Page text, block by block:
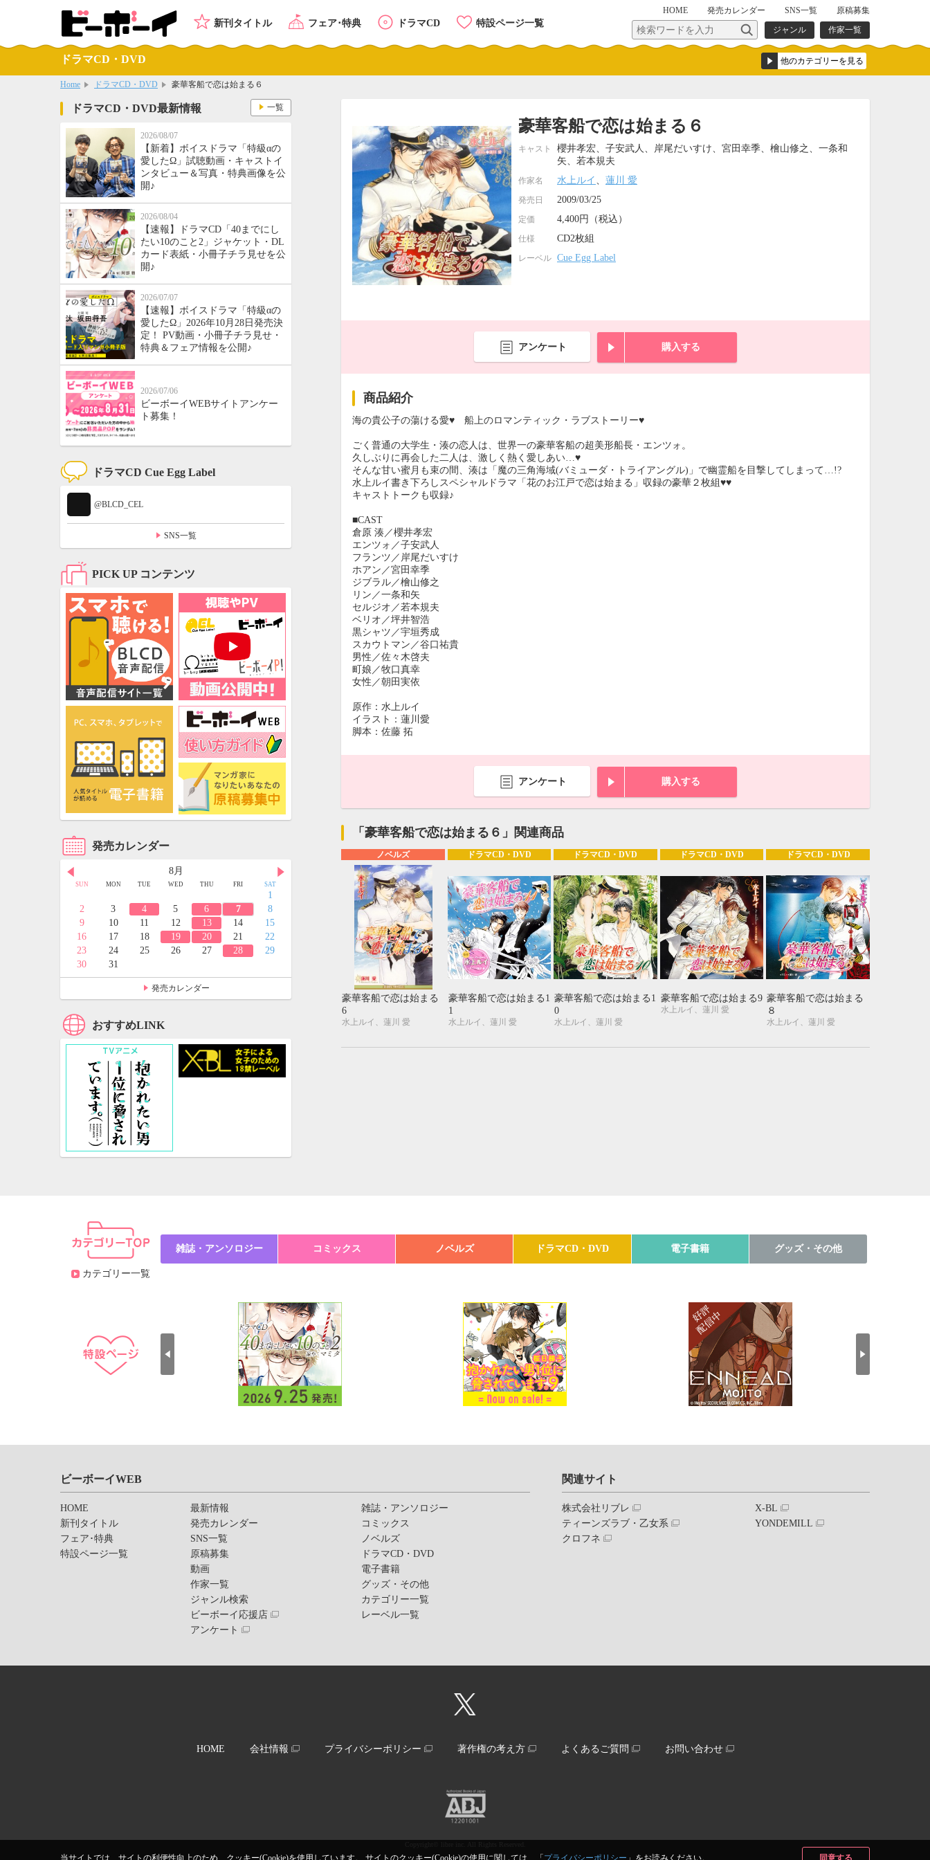
当サイトでは、サイトの利便性向上のため、クッキー(Cookie)を使用しています。 サイトのクッキー(Cookie)の使用に関しては、「 プライバシーポリシー 」をお読みください。 同意する
HOME 発売カレンダー SNS一覧
原稿募集
ジャンル
作家一覧
新刊タイトル フェア･特典 ドラマCD 特設ページ一覧
ドラマCD・DVD
Home ドラマCD・DVD 豪華客船で恋は始まる６
豪華客船で恋は始まる６
キャスト
櫻井孝宏、子安武人、岸尾だいすけ、宮田幸季、檜山修之、一条和
矢、若本規夫
作家名 水上ルイ 、 蓮川 愛
発売日 2009/03/25
定価 4,400円（税込）
仕様 CD2枚組
レーベル Cue Egg Label
アンケート 購入する
商品紹介
海の貴公子の蕩ける愛♥ 船上のロマンティック・ラブストーリー♥
ごく普通の大学生・湊の恋人は、世界一の豪華客船の超美形船長・エンツォ。
久しぶりに再会した二人は、激しく熱く愛しあい…♥
そんな甘い蜜月も束の間、湊は「魔の三角海域(バミューダ・トライアングル)」で幽霊船を目撃してしまって…!?
水上ルイ書き下ろしスペシャルドラマ「花のお江戸で恋は始まる」収録の豪華２枚組♥♥
キャストトークも収録♪
■CAST
倉原 湊／櫻井孝宏
エンツォ／子安武人
フランツ／岸尾だいすけ
ホアン／宮田幸季
ジブラル／檜山修之
リン／一条和矢
セルジオ／若本規夫
ベリオ／坪井智浩
黒シャツ／宇垣秀成
スカウトマン／谷口祐貴
男性／佐々木啓夫
町娘／牧口真幸
女性／朝田実依
原作：水上ルイ
イラスト：蓮川愛
脚本：佐藤 拓
アンケート 購入する
「豪華客船で恋は始まる６」関連商品
ノベルズ
豪華客船で恋は始まる
6
水上ルイ、蓮川 愛
ドラマCD・DVD
豪華客船で恋は始まる1
1
水上ルイ、蓮川 愛
ドラマCD・DVD
豪華客船で恋は始まる1
0
水上ルイ、蓮川 愛
ドラマCD・DVD
豪華客船で恋は始まる9
水上ルイ、蓮川 愛
ドラマCD・DVD
豪華客船で恋は始まる
８
水上ルイ、蓮川 愛
ドラマCD・DVD最新情報
2026/08/07
【新着】ボイスドラマ「特級αの
愛したΩ」試聴動画・キャストイ
ンタビュー＆写真・特典画像を公
開♪
2026/08/04
【速報】ドラマCD「40までにし
たい10のこと2」ジャケット・DL
カード表紙・小冊子チラ見せを公
開♪
2026/07/07
【速報】ボイスドラマ「特級αの
愛したΩ」2026年10月28日発売決
定！ PV動画・小冊子チラ見せ・
特典＆フェア情報を公開♪
2026/07/06
ビーボーイWEBサイトアンケー
ト募集！
一覧
ドラマCD Cue Egg Label
@BLCD_CEL
SNS一覧
PICK UP コンテンツ
発売カレンダー
8月
SUN MON TUE WED THU FRI SAT
1
2
3 4 5 6 7
8
9
10 11 12 13 14
15
16
17 18 19 20 21
22
23
24 25 26 27 28
29
30
31
9月
TUE WED THU FRI SAT
1 2 4
5
8 9 11
12
15 16 18
19
22 23 25
26
29 30
SUN MON TUE WED SAT
2
3
4
5 6 7 9
10
11
12 13 14 15 16
17
18
19 20 21 22 23
24
25
26 27 28 29 30 31
発売カレンダー
おすすめLINK
カテゴリー一覧
雑誌・アンソロジー コミックス ノベルズ ドラマCD・DVD 電子書籍 グッズ・その他
ビーボーイWEB
HOME
新刊タイトル
フェア･特典
特設ページ一覧
最新情報
発売カレンダー
SNS一覧
原稿募集
動画
作家一覧
ジャンル検索
ビーボーイ応援店
アンケート
雑誌・アンソロジー
コミックス
ノベルズ
ドラマCD・DVD
電子書籍
グッズ・その他
カテゴリー一覧
レーベル一覧
関連サイト
株式会社リブレ
ティーンズラブ・乙女系
クロフネ
X-BL
YONDEMILL
HOME 会社情報 プライバシーポリシー 著作権の考え方 よくあるご質問 お問い合わせ